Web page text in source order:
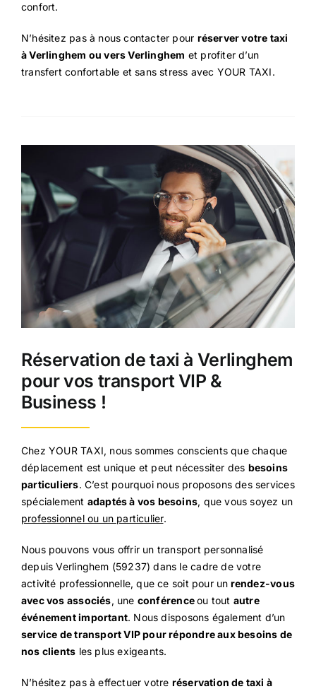
confort.
N’hésitez pas à nous contacter pour réserver votre taxi
à Verlinghem ou vers Verlinghem et profiter d’un
transfert confortable et sans stress avec YOUR TAXI.
Réservation de taxi à Verlinghem
pour vos transport VIP &
Business !
Chez YOUR TAXI, nous sommes conscients que chaque
déplacement est unique et peut nécessiter des besoins
particuliers. C’est pourquoi nous proposons des services
spécialement adaptés à vos besoins, que vous soyez un
professionnel ou un particulier.
Nous pouvons vous offrir un transport personnalisé
depuis Verlinghem (59237) dans le cadre de votre
activité professionnelle, que ce soit pour un rendez-vous
avec vos associés, une conférenceou tout autre
événement important. Nous disposons également d’un
service de transport VIP pour répondre aux besoins de
nos clients les plus exigeants.
N’hésitez pas à effectuer votre réservation de taxi à